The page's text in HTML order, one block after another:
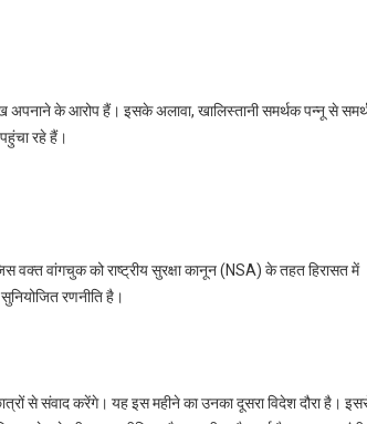
अपनाने के आरोप हैं। इसके अलावा, खालिस्तानी समर्थक पन्नू से
रहे हैं।
वक्त वांगचुक को राष्ट्रीय सुरक्षा कानून (NSA) के तहत हिरासत में
रणनीति है।
से संवाद करेंगे। यह इस महीने का उनका दूसरा विदेश दौरा है।